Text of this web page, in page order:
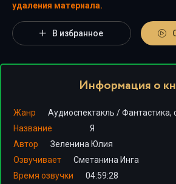
удаления материала.
В избранное
Информация о
Жанр Аудиоспектакль /Фантастика,
Название
Я
Автор
Зеленина Юлия
Озвучивает
Сметанина Инга
Время озвучки
04:59:28